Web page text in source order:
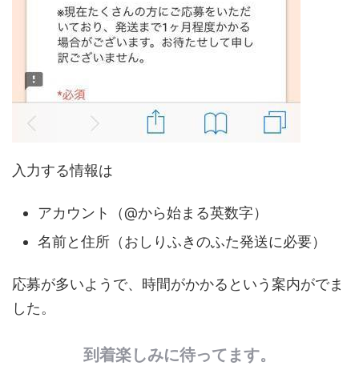
入力する情報は
アカウント（@から始まる英数字）
名前と住所（おしりふきのふた発送に必要）
応募が多いようで、時間がかかるという案内がでま
した。
到着楽しみに待ってます。